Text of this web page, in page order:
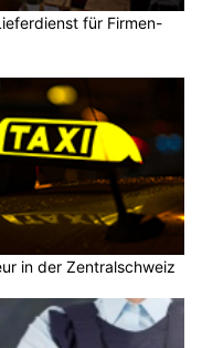
für Firmen-
in der Zentralschweiz